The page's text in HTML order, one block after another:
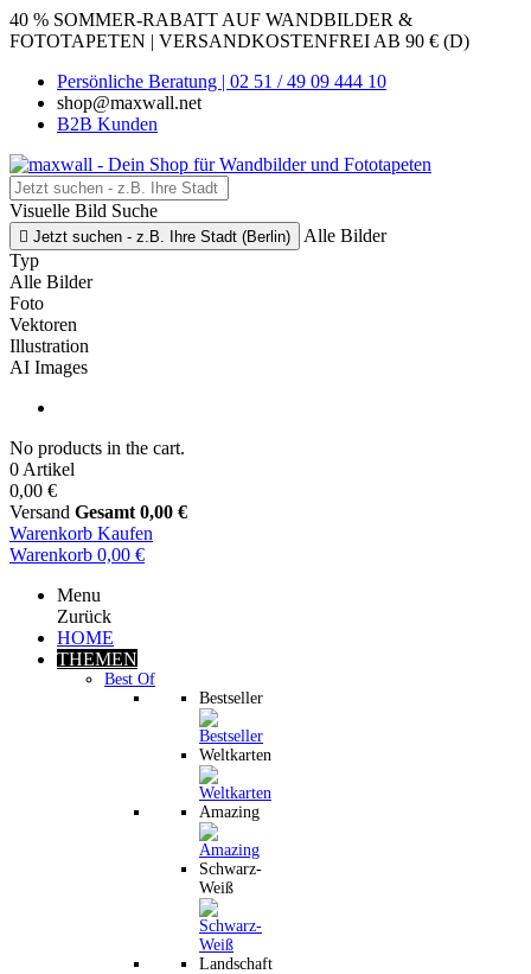
40 % SOMMER-RABATT AUF WANDBILDER &
FOTOTAPETEN | VERSANDKOSTENFREI AB 90 € (D)
Persönliche Beratung | 02 51 / 49 09 444 10
shop@maxwall.net
B2B Kunden
Visuelle Bild Suche
 Jetzt suchen - z.B. Ihre Stadt (Berlin)
Alle Bilder
Typ
Alle Bilder
Foto
Vektoren
Illustration
AI Images
No products in the cart.
0 Artikel
0,00 €
Versand Gesamt 0,00 €
Warenkorb Kaufen
Warenkorb 0,00 €
Menu
Zurück
HOME
THEMEN
Best Of
Bestseller
Weltkarten
Amazing
Schwarz-
Weiß
Landschaft